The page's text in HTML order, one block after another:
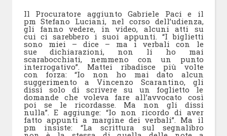
Il Procuratore aggiunto Gabriele Paci e il
pm Stefano Luciani, nel corso dell’udienza,
gli fanno vedere, in video, alcuni atti su
cui ci sarebbero i suoi appunti. “I biglietti
sono miei – dice – ma i verbali con le
sue dichiarazioni, non li ho mai
scarabocchiati, nemmeno con un punto
interrogativo”. Mattei ribadisce più volte
con forza: “Io non ho mai dato alcun
suggerimento a Vincenzo Scarantino, gli
dissi solo di scrivere su un foglietto le
domande che voleva fare all’avvocato così
poi se le ricordasse. Ma non gli dissi
nulla”. E aggiunge: “Io non ricordo di aver
fatto appunti a margine dei verbali”. Ma il
pm insiste: “La scrittura sul segnalibro